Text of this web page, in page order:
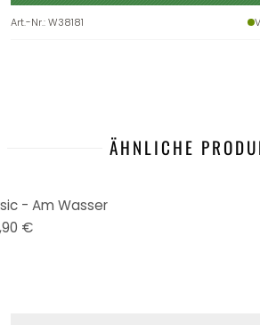
Art.-Nr.:W38181
ÄHNLICHE
- Am Wasser
€